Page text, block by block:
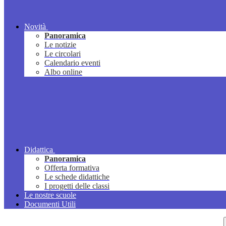
Novità
Panoramica
Le notizie
Le circolari
Calendario eventi
Albo online
Didattica
Panoramica
Offerta formativa
Le schede didattiche
I progetti delle classi
Le nostre scuole
Documenti Utili